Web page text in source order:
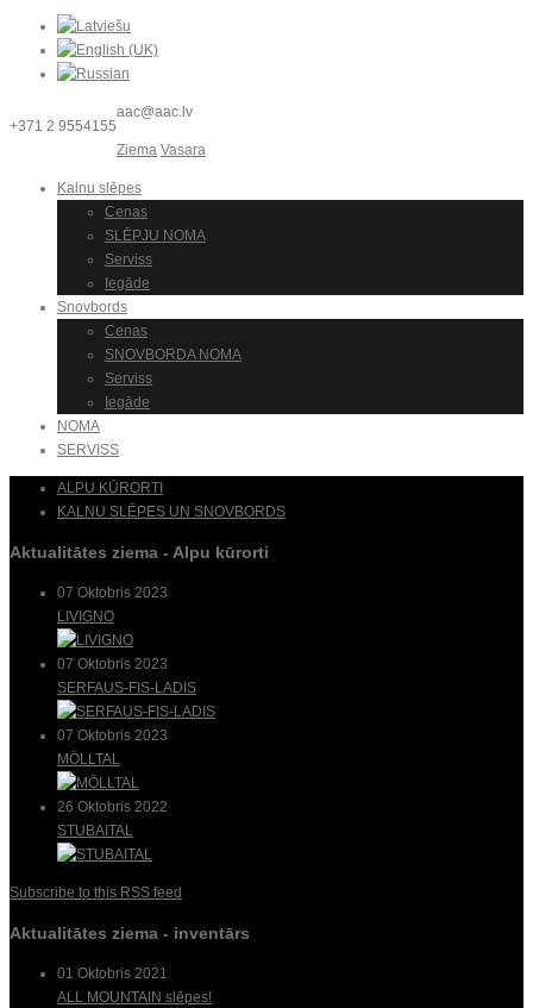
+371 2 9554155
aac@aac.lv
Ziema Vasara
Kalnu slēpes
Cenas
SLĒPJU NOMA
Serviss
Iegāde
Snovbords
Cenas
SNOVBORDA NOMA
Serviss
Iegāde
NOMA
SERVISS
ALPU KŪRORTI
KALNU SLĒPES UN SNOVBORDS
Aktualitātes ziema - Alpu kūrorti
07 Oktobris 2023
LIVIGNO
07 Oktobris 2023
SERFAUS-FIS-LADIS
07 Oktobris 2023
MÖLLTAL
26 Oktobris 2022
STUBAITAL
Subscribe to this RSS feed
Aktualitātes ziema - inventārs
01 Oktobris 2021
ALL MOUNTAIN slēpes!